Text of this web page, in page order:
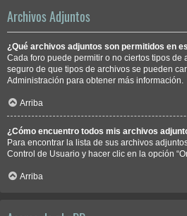
Archivos Adjuntos
¿Qué archivos adjuntos son permitidos en
Cada foro puede permitir o no ciertos tipos de
seguro de que tipos de archivos se pueden
Administración para obtener más información.
Arriba
¿Cómo encuentro todos mis archivos
Para encontrar la lista de sus archivos
Control de Usuario y hacer clic en la opción
Arriba